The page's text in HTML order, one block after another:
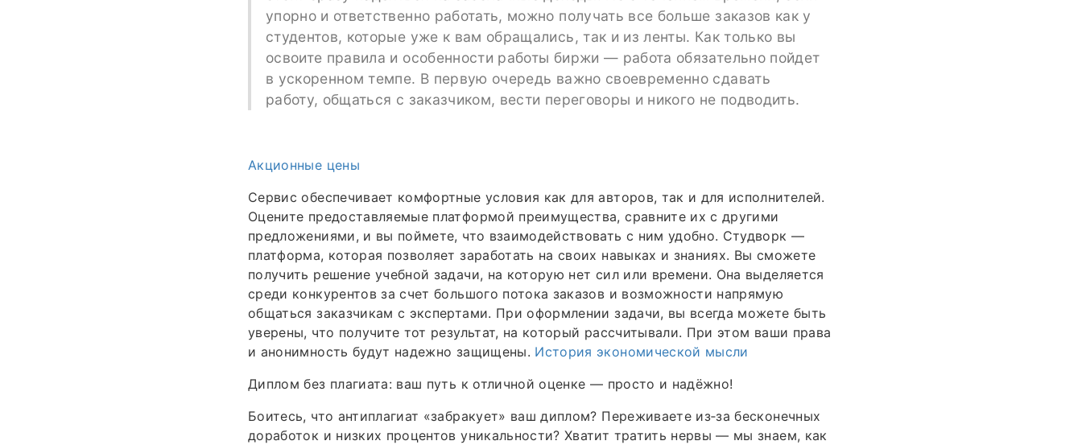
упорно и ответственно работать, можно получать все больше заказов как у
студентов, которые уже к вам обращались, так и из ленты. Как только вы
освоите правила и особенности работы биржи — работа обязательно пойдет
в ускоренном темпе. В первую очередь важно своевременно сдавать
работу, общаться с заказчиком, вести переговоры и никого не подводить.
Акционные цены
Сервис обеспечивает комфортные условия как для авторов, так и для исполнителей.
Оцените предоставляемые платформой преимущества, сравните их с другими
предложениями, и вы поймете, что взаимодействовать с ним удобно. Студворк —
платформа, которая позволяет заработать на своих навыках и знаниях. Вы сможете
получить решение учебной задачи, на которую нет сил или времени. Она выделяется
среди конкурентов за счет большого потока заказов и возможности напрямую
общаться заказчикам с экспертами. При оформлении задачи, вы всегда можете быть
уверены, что получите тот результат, на который рассчитывали. При этом ваши права
и анонимность будут надежно защищены. История экономической мысли
Диплом без плагиата: ваш путь к отличной оценке — просто и надёжно!
Боитесь, что антиплагиат «забракует» ваш диплом? Переживаете из‑за бесконечных
доработок и низких процентов уникальности? Хватит тратить нервы — мы знаем, как